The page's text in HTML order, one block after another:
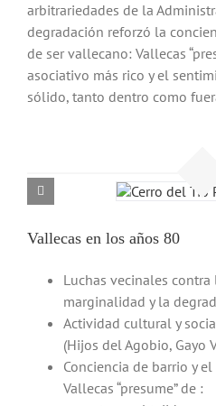
arbitrariedades de la
degradación reforzó la
de ser vallecano: Vallecas
asociativo más rico y el
sólido, tanto dentro como
Vallecas en los años 80
Luchas vecinales
marginalidad y la
Actividad cultural y
(Hijos del Agobio, Gayo
Conciencia de barrio y
Vallecas “presume” de :